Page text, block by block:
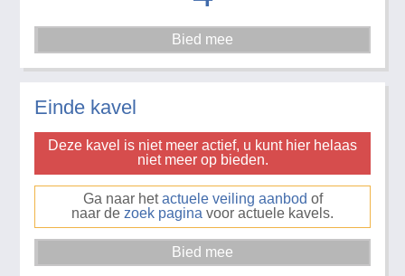
Einde kavel
Deze kavel is niet meer actief, u kunt hier helaas
niet meer op bieden.
Ga naar hetactuele veiling aanbod of
naar de zoek pagina voor actuele kavels.